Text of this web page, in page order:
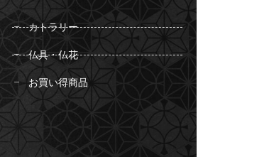
カトラリー
仏具・仏花
お買い得商品